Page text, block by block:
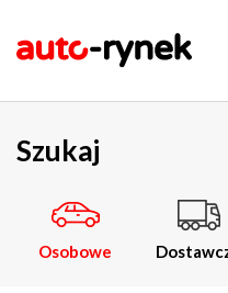
Szukaj
Osobowe